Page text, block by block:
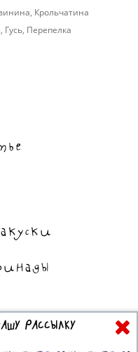
, Крольчатина
, Гусь, Перепелка
РАССЫЛКУ